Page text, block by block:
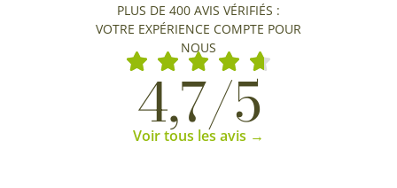
PLUS DE 400 AVIS VÉRIFIÉS :
VOTRE EXPÉRIENCE COMPTE POUR
NOUS
4,7/5
Voir tous les avis →